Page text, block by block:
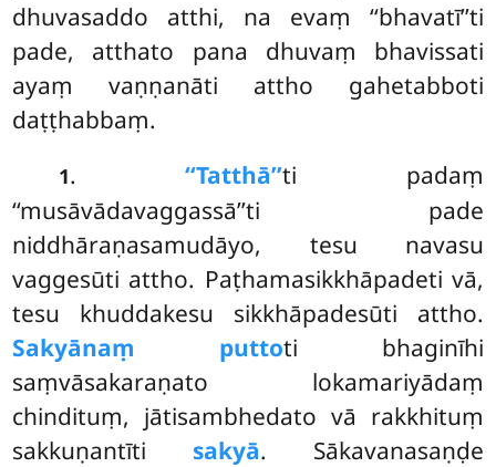
dhuvasaddo atthi, na evaṃ ‘‘bhavatī’’ti
pade, atthato pana dhuvaṃ bhavissati
ayaṃ vaṇṇanāti attho gahetabboti
daṭṭhabbaṃ.
1.‘‘Tatthā’’ti padaṃ
‘‘musāvādavaggassā’’ti pade
niddhāraṇasamudāyo, tesu navasu
vaggesūti attho. Paṭhamasikkhāpadeti vā,
tesu khuddakesu sikkhāpadesūti attho.
Sakyānaṃ puttoti bhaginīhi
saṃvāsakaraṇato lokamariyādaṃ
chindituṃ, jātisambhedato vā rakkhituṃ
sakkuṇantīti sakyā. Sākavanasaṇḍe